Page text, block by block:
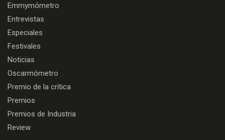
Emmymómetro
Entrevistas
Especiales
Festivales
Noticias
Oscarmómetro
Premio de la crítica
Premios
Premios de Industria
Review